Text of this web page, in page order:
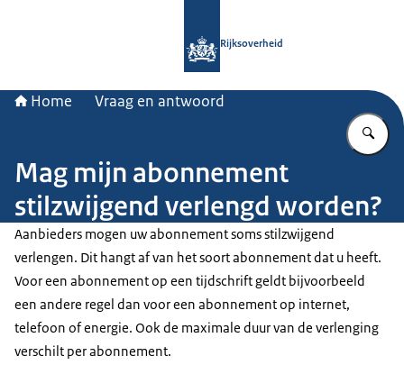
Rijksoverheid
Home Vraag en antwoord
Mag mijn abonnement
stilzwijgend verlengd worden?
Aanbieders mogen uw abonnement soms stilzwijgend
verlengen. Dit hangt af van het soort abonnement dat u heeft.
Voor een abonnement op een tijdschrift geldt bijvoorbeeld
een andere regel dan voor een abonnement op internet,
telefoon of energie. Ook de maximale duur van de verlenging
verschilt per abonnement.